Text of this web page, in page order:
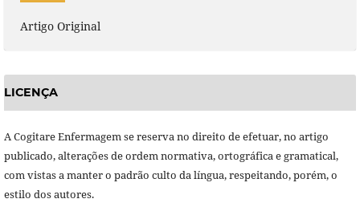
Artigo Original
LICENÇA
A Cogitare Enfermagem se reserva no direito de efetuar, no artigo
publicado, alterações de ordem normativa, ortográfica e gramatical,
com vistas a manter o padrão culto da língua, respeitando, porém, o
estilo dos autores.